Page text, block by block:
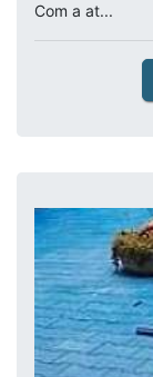
Com a at...